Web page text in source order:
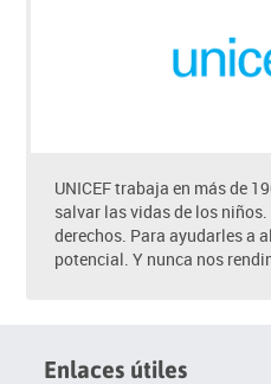
UNICEF trabaja en más de
salvar las vidas de los
derechos. Para ayudarles a
potencial. Y nunca nos
Enlaces útiles